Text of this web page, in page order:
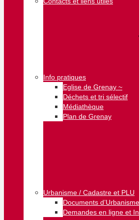
Info pratiques
Eglise de Grenay ~
Déchets et tri sélectif
Médiathèque
Plan de Grenay
Urbanisme / Cadastre et PLU
Documents d’Urbanisme
Demandes en ligne et